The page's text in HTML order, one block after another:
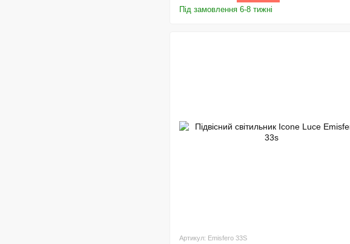
Під замовлення 6-8 тижні
Артикул: Emisfero 33S